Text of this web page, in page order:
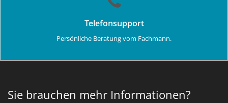
Telefonsupport
Persönliche Beratung vom Fachmann.
Sie brauchen mehr Informationen?